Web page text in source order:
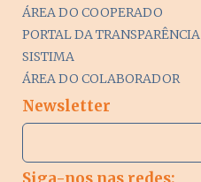
ÁREA DO COOPERADO
PORTAL DA TRANSPARÊNCIA
SISTIMA
ÁREA DO COLABORADOR
Newsletter